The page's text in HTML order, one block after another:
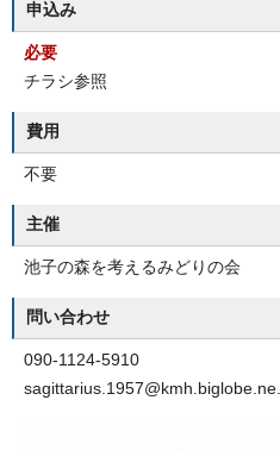
申込み
必要
チラシ参照
費用
不要
主催
池子の森を考えるみどりの会
問い合わせ
090-1124-5910